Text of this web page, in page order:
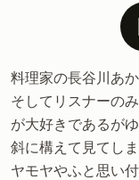
料理家の長谷川あ
そしてリスナーの
が大好きであるが
斜に構えて見てし
ヤモヤやふと思い